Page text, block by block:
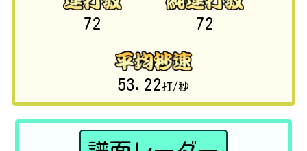
72 72
53.22打/秒